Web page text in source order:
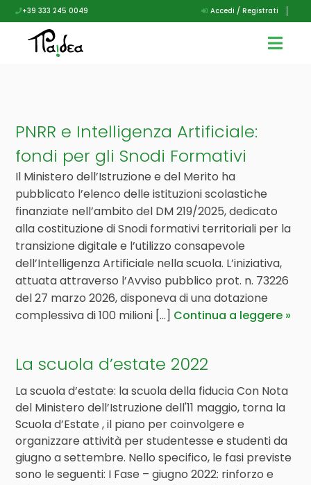
+39 333 245 0049 Accedi / Registrati
PNRR e Intelligenza Artificiale:
fondi per gli Snodi Formativi
Il Ministero dell’Istruzione e del Merito ha
pubblicato l’elenco delle istituzioni scolastiche
finanziate nell’ambito del DM 219/2025, dedicato
alla costituzione di Snodi formativi territoriali per la
transizione digitale e l’utilizzo consapevole
dell’Intelligenza Artificiale nella scuola. L’iniziativa,
attuata attraverso l’Avviso pubblico prot. n. 73226
del 27 marzo 2026, disponeva di una dotazione
complessiva di 100 milioni [...] Continua a leggere
La scuola d’estate 2022
La scuola d’estate: la scuola della fiducia Con Nota
del Ministero dell’Istruzione dell'11 maggio, torna la
Scuola d’Estate , il piano per coinvolgere e
organizzare attività per studentesse e studenti da
giugno a settembre. Nello specifico, le fasi previste
sono le seguenti: I Fase – giugno 2022: rinforzo e